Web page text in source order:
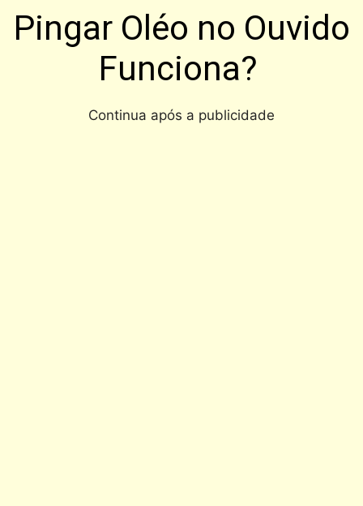
Pingar Oléo no Ouvido
Funciona?
Continua após a publicidade